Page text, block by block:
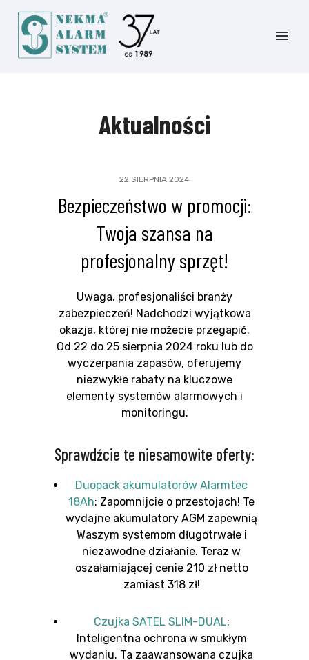
Aktualności
22 SIERPNIA 2024
Bezpieczeństwo w promocji:
Twoja szansa na
profesjonalny sprzęt!
Uwaga, profesjonaliści branży
zabezpieczeń! Nadchodzi wyjątkowa
okazja, której nie możecie przegapić.
Od 22 do 25 sierpnia 2024 roku lub do
wyczerpania zapasów, oferujemy
niezwykłe rabaty na kluczowe
elementy systemów alarmowych i
monitoringu.
Sprawdźcie te niesamowite oferty:
Duopack akumulatorów Alarmtec
18Ah: Zapomnijcie o przestojach! Te
wydajne akumulatory AGM zapewnią
Waszym systemom długotrwałe i
niezawodne działanie. Teraz w
oszałamiającej cenie 210 zł netto
zamiast 318 zł!
Czujka SATEL SLIM-DUAL:
Inteligentna ochrona w smukłym
wydaniu. Ta zaawansowana czujka